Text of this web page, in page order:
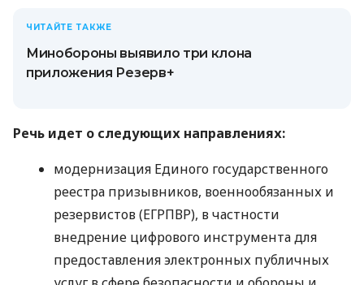
ЧИТАЙТЕ ТАКЖЕ
Минобороны выявило три клона
приложения Резерв+
Речь идет о следующих направлениях:
модернизация Единого государственного
реестра призывников, военнообязанных и
резервистов (ЕГРПВР), в частности
внедрение цифрового инструмента для
предоставления электронных публичных